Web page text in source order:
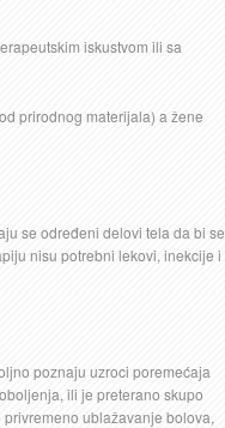
iskustvom ili sa
prirodnog materijala) a žene
se određeni delovi tela da bi se
nisu potrebni lekovi, inekcije i
poznaju uzroci poremećaja
ili je preterano skupo
ublažavanje bolova,